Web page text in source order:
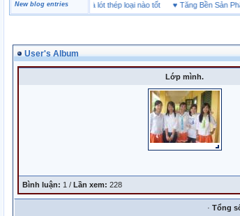
New blog entries
Giày bảo hộ lót Kevlar và lót thép loại nào tốt♥ Tăng Bền Sản
User's Album
Lớp mình.
Bình luận: 1 / Lần xem: 228
· Tổng